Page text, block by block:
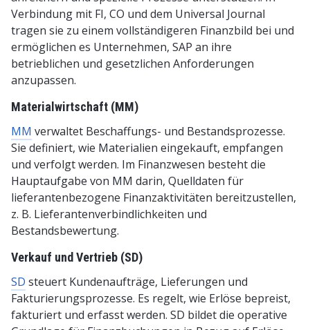
Verbindung mit FI, CO und dem Universal Journal
tragen sie zu einem vollständigeren Finanzbild bei und
ermöglichen es Unternehmen, SAP an ihre
betrieblichen und gesetzlichen Anforderungen
anzupassen.
Materialwirtschaft (MM)
MM verwaltet Beschaffungs- und Bestandsprozesse.
Sie definiert, wie Materialien eingekauft, empfangen
und verfolgt werden. Im Finanzwesen besteht die
Hauptaufgabe von MM darin, Quelldaten für
lieferantenbezogene Finanzaktivitäten bereitzustellen,
z. B. Lieferantenverbindlichkeiten und
Bestandsbewertung.
Verkauf und Vertrieb (SD)
SD steuert Kundenaufträge, Lieferungen und
Fakturierungsprozesse. Es regelt, wie Erlöse bepreist,
fakturiert und erfasst werden. SD bildet die operative